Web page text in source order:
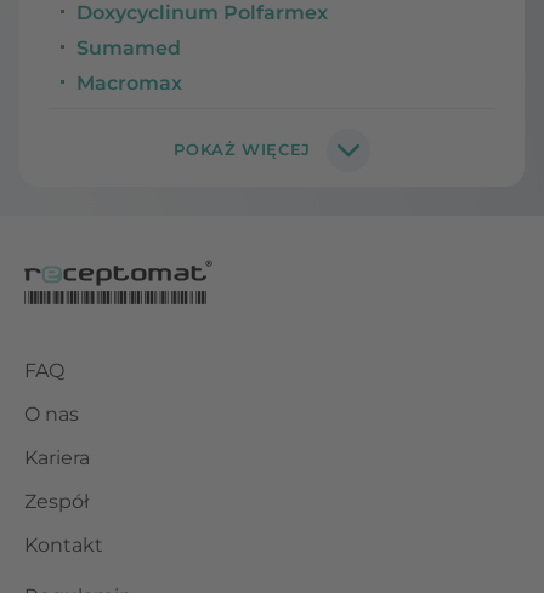
Doxycyclinum Polfarmex
Sumamed
Macromax
FAQ
O nas
Kariera
Zespół
Kontakt